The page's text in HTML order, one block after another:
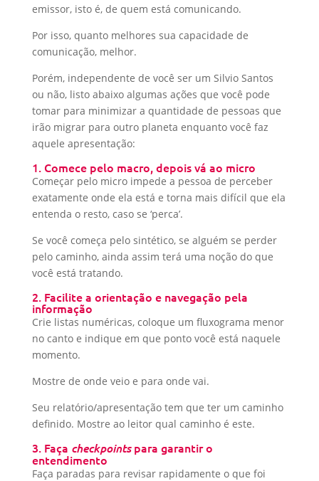
emissor, isto é, de quem está comunicando.
Por isso, quanto melhores sua capacidade de
comunicação, melhor.
Porém, independente de você ser um Silvio Santos
ou não, listo abaixo algumas ações que você pode
tomar para minimizar a quantidade de pessoas que
irão migrar para outro planeta enquanto você faz
aquele apresentação:
1. Comece pelo macro, depois vá ao micro
Começar pelo micro impede a pessoa de perceber
exatamente onde ela está e torna mais difícil que ela
entenda o resto, caso se ‘perca’.
Se você começa pelo sintético, se alguém se perder
pelo caminho, ainda assim terá uma noção do que
você está tratando.
2. Facilite a orientação e navegação pela
informação
Crie listas numéricas, coloque um fluxograma menor
no canto e indique em que ponto você está naquele
momento.
Mostre de onde veio e para onde vai.
Seu relatório/apresentação tem que ter um caminho
definido. Mostre ao leitor qual caminho é este.
3. Faça checkpointspara garantir o
entendimento
Faça paradas para revisar rapidamente o que foi